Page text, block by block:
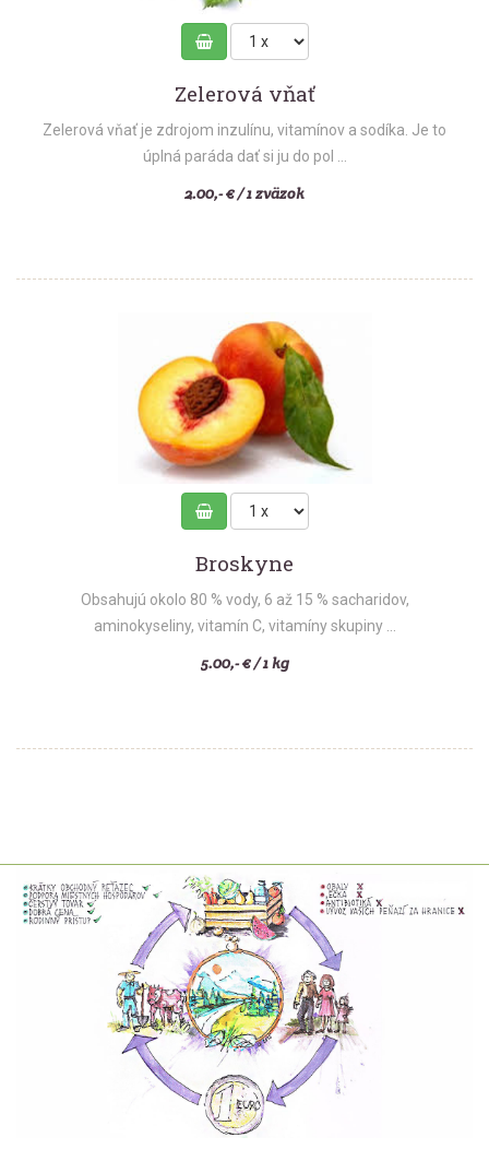
Zelerová vňať
Zelerová vňať je zdrojom inzulínu, vitamínov a sodíka. Je to
úplná paráda dať si ju do pol ...
2.00,- € / 1 zväzok
Broskyne
Obsahujú okolo 80 % vody, 6 až 15 % sacharidov,
aminokyseliny, vitamín C, vitamíny skupiny ...
5.00,- € / 1 kg